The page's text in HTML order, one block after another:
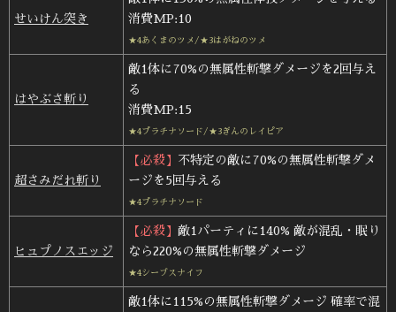
せいけん突き
消費MP:10
★4あくまのツメ/★3はがねのツメ
はやぶさ斬り
敵1体に70%の無属性斬撃ダメージを2回与え
る
消費MP:15
★4プラチナソード/★3ぎんのレイピア
超さみだれ斬り
【必殺】 不特定の敵に70%の無属性斬撃ダメ
ージを5回与える
★4プラチナソード
ヒュプノスエッジ
【必殺】 敵1パーティに140% 敵が混乱・眠り
なら220%の無属性斬撃ダメージ
★4シーブスナイフ
敵1体に115%の無属性斬撃ダメージ 確率で混